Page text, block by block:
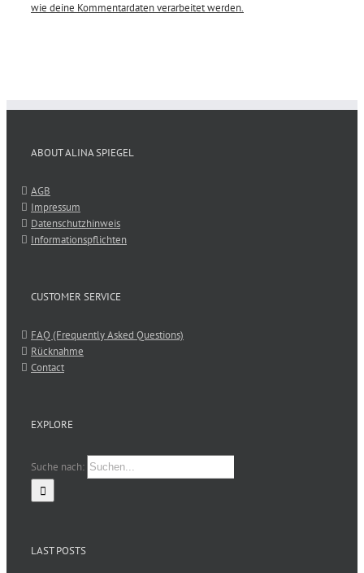
wie deine Kommentardaten verarbeitet werden.
ABOUT ALINA SPIEGEL
AGB
Impressum
Datenschutzhinweis
Informationspflichten
CUSTOMER SERVICE
FAQ (Frequently Asked Questions)
Rücknahme
Contact
EXPLORE
Suche nach:
LAST POSTS